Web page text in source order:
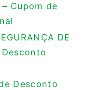
– Cupom de
DE
Desconto
Desconto